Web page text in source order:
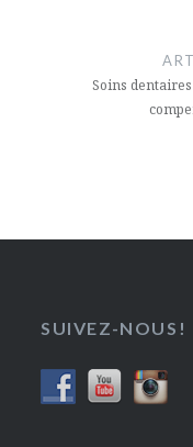
Soins
SUIVEZ-NOUS!